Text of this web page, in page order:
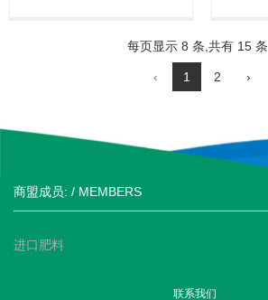
每页显示 8 条,共有 15 条
‹ 1 2 ›
商盟成员: / MEMBERS
进口肥料
联系我们